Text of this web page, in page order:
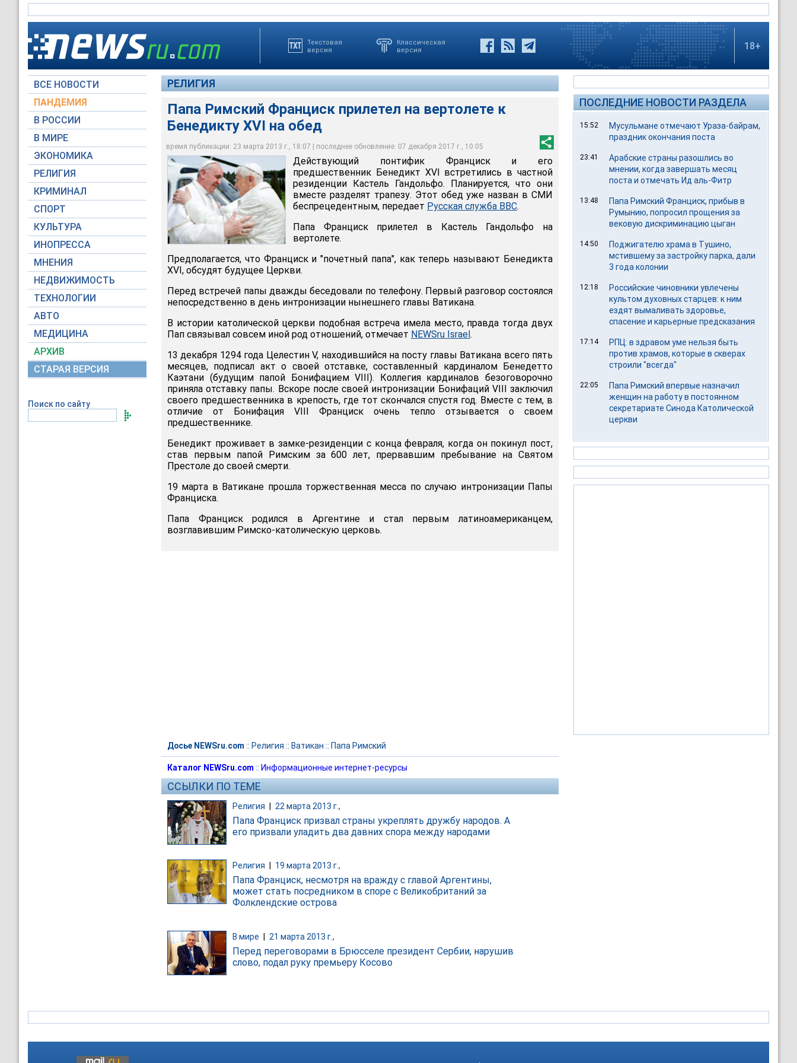
Текстовая
версия
Классическая
версия
18+
ВСЕ НОВОСТИ
ПАНДЕМИЯ
В РОССИИ
В МИРЕ
ЭКОНОМИКА
РЕЛИГИЯ
КРИМИНАЛ
СПОРТ
КУЛЬТУРА
ИНОПРЕССА
МНЕНИЯ
НЕДВИЖИМОСТЬ
ТЕХНОЛОГИИ
АВТО
МЕДИЦИНА
АРХИВ
СТАРАЯ ВЕРСИЯ
Поиск по сайту
РЕЛИГИЯ
Папа Римский Франциск прилетел на вертолете к
Бенедикту XVI на обед
время публикации: 23 марта 2013 г., 18:07 | последнее обновление: 07 декабря 2017 г., 10:05
Папа Римский Франциск прилетел на вертолете к Бенедикту XVI на обед
Reuters
Действующий понтифик Франциск и его
предшественник Бенедикт XVI встретились в частной
резиденции Кастель Гандольфо. Планируется, что они
вместе разделят трапезу. Этот обед уже назван в СМИ
беспрецедентным, передает Русская служба BBC.
Папа Франциск прилетел в Кастель Гандольфо на
вертолете.
Предполагается, что Франциск и "почетный папа", как теперь называют Бенедикта
XVI, обсудят будущее Церкви.
Перед встречей папы дважды беседовали по телефону. Первый разговор состоялся
непосредственно в день интронизации нынешнего главы Ватикана.
В истории католической церкви подобная встреча имела место, правда тогда двух
Пап связывал совсем иной род отношений, отмечает NEWSru Israel.
13 декабря 1294 года Целестин V, находившийся на посту главы Ватикана всего пять
месяцев, подписал акт о своей отставке, составленный кардиналом Бенедетто
Каэтани (будущим папой Бонифацием VIII). Коллегия кардиналов безоговорочно
приняла отставку папы. Вскоре после своей интронизации Бонифаций VIII заключил
своего предшественника в крепость, где тот скончался спустя год. Вместе с тем, в
отличие от Бонифация VIII Франциск очень тепло отзывается о своем
предшественнике.
Бенедикт проживает в замке-резиденции с конца февраля, когда он покинул пост,
став первым папой Римским за 600 лет, прервавшим пребывание на Святом
Престоле до своей смерти.
19 марта в Ватикане прошла торжественная месса по случаю интронизации Папы
Франциска.
Папа Франциск родился в Аргентине и стал первым латиноамериканцем,
возглавившим Римско-католическую церковь.
Досье NEWSru.com :: Религия :: Ватикан :: Папа Римский
Каталог NEWSru.com :: Информационные интернет-ресурсы
ССЫЛКИ ПО ТЕМЕ
Религия 22 марта 2013 г.,
Папа Франциск призвал страны укреплять дружбу народов. А
его призвали уладить два давних спора между народами
Религия 19 марта 2013 г.,
Папа Франциск, несмотря на вражду с главой Аргентины,
может стать посредником в споре с Великобританий за
Фолклендские острова
В мире | 21 марта 2013 г.,
Перед переговорами в Брюсселе президент Сербии, нарушив
слово, подал руку премьеру Косово
ПОСЛЕДНИЕ НОВОСТИ РАЗДЕЛА
15:52
Мусульмане отмечают Ураза-байрам,
праздник окончания поста
23:41
Арабские страны разошлись во
мнении, когда завершать месяц
поста и отмечать Ид аль-Фитр
13:48
Папа Римский Франциск, прибыв в
Румынию, попросил прощения за
вековую дискриминацию цыган
14:50
Поджигателю храма в Тушино,
мстившему за застройку парка, дали
3 года колонии
12:18
Российские чиновники увлечены
культом духовных старцев: к ним
ездят вымаливать здоровье,
спасение и карьерные предсказания
17:14
РПЦ: в здравом уме нельзя быть
против храмов, которые в скверах
строили "всегда"
22:05
Папа Римский впервые назначил
женщин на работу в постоянном
секретариате Синода Католической
церкви